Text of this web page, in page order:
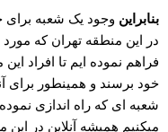
بنابراین وجود یک شعبه
در این منطقه تهران که
فراهم نموده ایم تا افراد
خود برسند و همینطور برای
شعبه ای که راه اندازی
میکنیم همیشه آنلاین در